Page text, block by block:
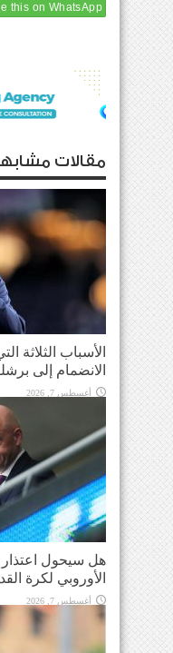
this on WhatsApp
مقالات
الأسباب الثلاثة
الانضمام إلى
أغسطس 7, 2026
هل سيحول اعتذار
الأوروبي لكرة
أغسطس 7, 2026